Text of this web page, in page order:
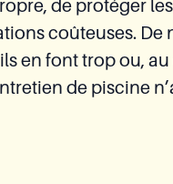
de protéger
coûteuses.
en font trop ou,
de piscine